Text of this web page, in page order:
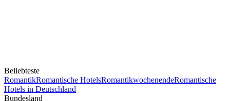
Beliebteste
RomantikRomantische HotelsRomantikwochenendeRomantische
Hotels in Deutschland
Bundesland